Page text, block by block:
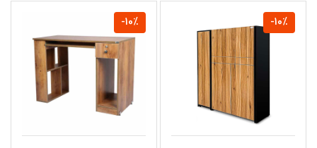
-10%
-10%